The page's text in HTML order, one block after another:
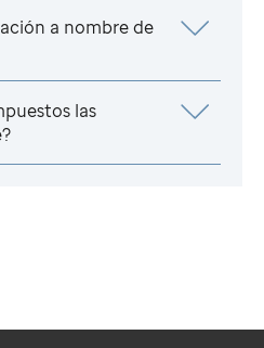
a nombre de
las
?